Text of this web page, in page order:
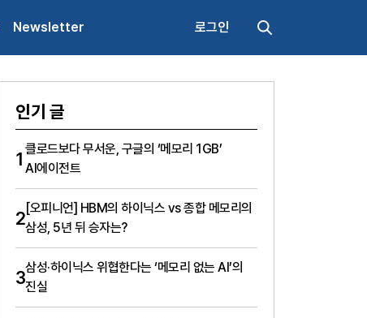
Newsletter 로그인
인기 글
1 클로드보다 무서운, 구글의 ‘메모리 1GB’
AI에이전트
2[오피니언] HBM의 하이닉스 vs 종합 메모리의
삼성, 5년 뒤 승자는?
3삼성·하이닉스 위협한다는 ‘메모리 없는 AI’의
진실